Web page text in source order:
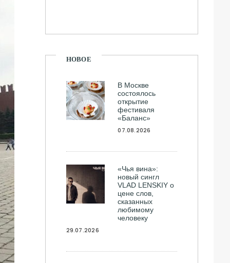
НОВОЕ
В Москве
состоялось
открытие
фестиваля
«Баланс»
07.08.2026
«Чья вина»:
новый сингл
VLAD LENSKIY о
цене слов,
сказанных
любимому
человеку
29.07.2026